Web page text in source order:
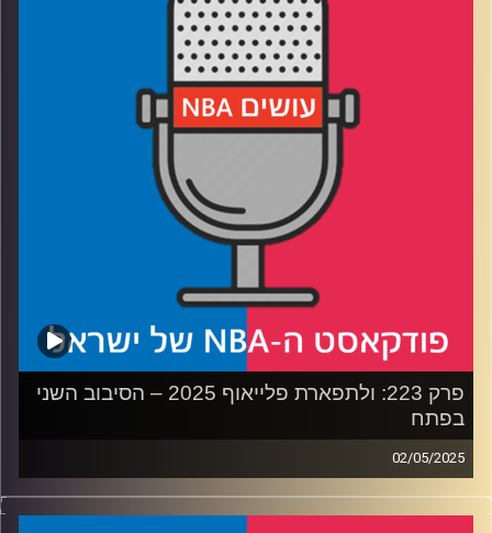
רבע 2: אוקלהומה סיטי נותנת, דנבר נאגטס לוקחת. ראסל
ווסטברוק נותן, ארון גורדון לוקח
רבע3: טייריס האליברטון אנדרייטד, באדי הילד נכנס לתפקיד
עידן לוצקי
פרק 223: ולתפארת פלייאוף 2025 – הסיבוב השני
בפתח
02/05/2025
פודקאסט האן.בי.איי עם ערן סורוקה, שרון דוידוביץ', משה
דוידוביץ' ועידן לוצקי, בשיתוף קול האוניברסיטה.